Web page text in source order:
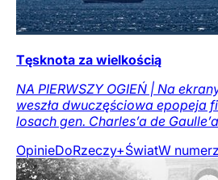
Tęsknota za wielkością
NA PIERWSZY OGIEŃ | Na
weszła dwuczęściowa epopeja
losach gen. Charles’a de
OpinieDoRzeczy+ŚwiatW